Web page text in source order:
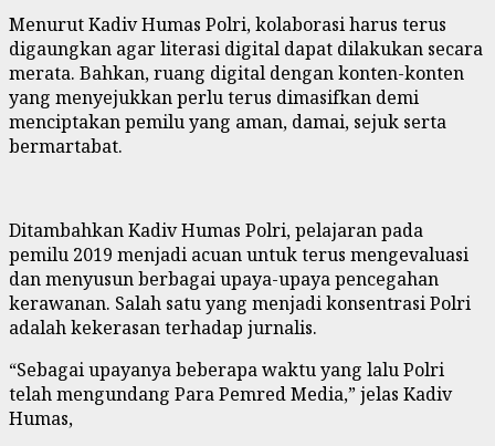
Menurut Kadiv Humas Polri, kolaborasi harus terus
digaungkan agar literasi digital dapat dilakukan secara
merata. Bahkan, ruang digital dengan konten-konten
yang menyejukkan perlu terus dimasifkan demi
menciptakan pemilu yang aman, damai, sejuk serta
bermartabat.
Ditambahkan Kadiv Humas Polri, pelajaran pada
pemilu 2019 menjadi acuan untuk terus mengevaluasi
dan menyusun berbagai upaya-upaya pencegahan
kerawanan. Salah satu yang menjadi konsentrasi Polri
adalah kekerasan terhadap jurnalis.
“Sebagai upayanya beberapa waktu yang lalu Polri
telah mengundang Para Pemred Media,” jelas Kadiv
Humas,